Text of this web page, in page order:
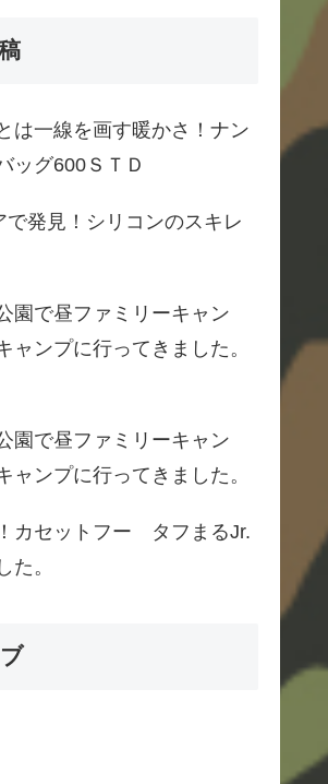
は一線を画す暖かさ！ナン
ッグ600ＳＴＤ
で発見！シリコンのスキレ
園で昼ファミリーキャン
ャンプに行ってきました。
園で昼ファミリーキャン
ャンプに行ってきました。
カセットフー タフまるJr.
た。